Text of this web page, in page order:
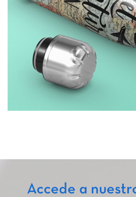
Accede a